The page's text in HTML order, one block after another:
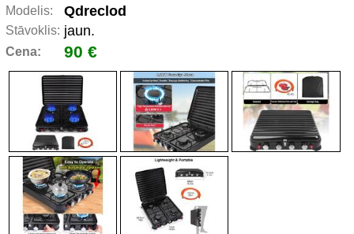
Modelis: Qdreclod
Stāvoklis: jaun.
Cena: 90 €